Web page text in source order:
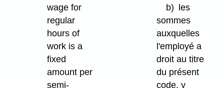
wage for
regular
hours of
work is a
fixed
amount per
semi-
b) les
sommes
auxquelles
l'employé a
droit au titre
du présent
code, y